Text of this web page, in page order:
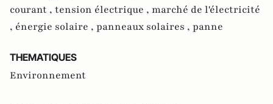
courant , tension électrique , marché de l'électricité
, énergie solaire , panneaux solaires , panne
THEMATIQUES
Environnement